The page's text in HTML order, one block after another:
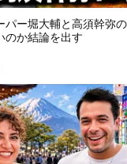
パー堀大輔と高須幹弥
のか結論を出す